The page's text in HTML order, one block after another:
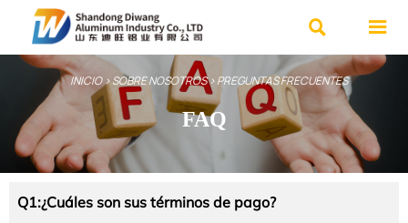
 
INICIO>SOBRE NOSOTROS>PREGUNTAS FRECUENTES
FAQ
Q1:¿Cuáles son sus términos de pago?